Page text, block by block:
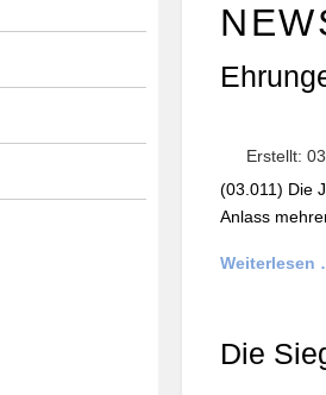
Erstellt:
(03.011) Die
Anlass
Weiterlesen
Die